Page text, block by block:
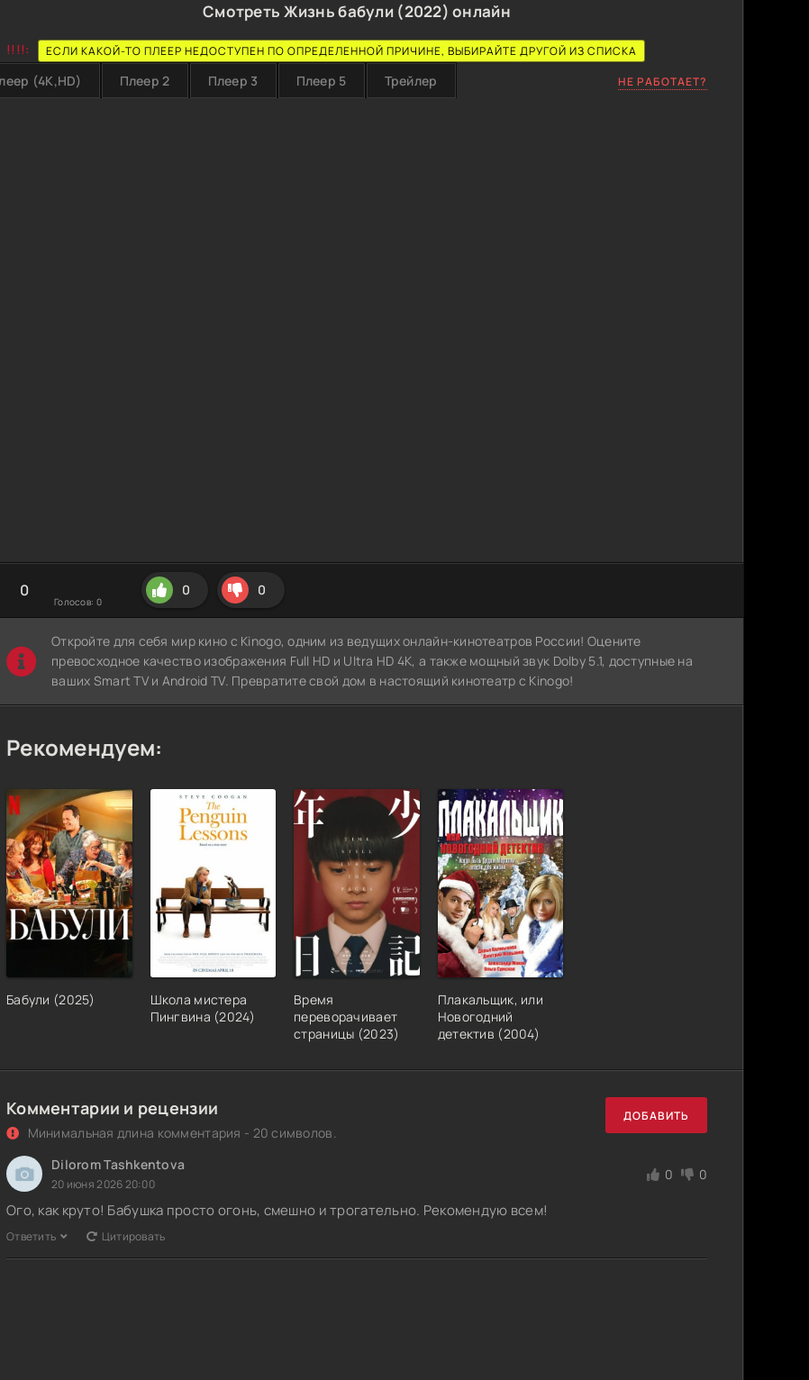
Смотреть Жизнь бабули (2022) онлайн
!!!!: ЕСЛИ КАКОЙ-ТО ПЛЕЕР НЕДОСТУПЕН ПО ОПРЕДЕЛЕННОЙ ПРИЧИНЕ, ВЫБИРАЙТЕ ДРУГОЙ ИЗ СПИСКА
(4K,HD) Плеер 2 Плеер 3 Плеер 5 Трейлер НЕ РАБОТАЕТ?
0
Голосов: 0
0 0
Откройте для себя мир кино с Kinogo, одним из ведущих онлайн-кинотеатров России! Оцените
превосходное качество изображения Full HD и Ultra HD 4K, а также мощный звук Dolby 5.1, доступные на
ваших Smart TV и Android TV. Превратите свой дом в настоящий кинотеатр с Kinogo!
Рекомендуем:
Бабули (2025)
Школа мистера
Пингвина (2024)
Время
переворачивает
страницы (2023)
Плакальщик, или
Новогодний
детектив (2004)
Комментарии и рецензии
Минимальная длина комментария - 20 символов.
ДОБАВИТЬ
Dilorom Tashkentova
20 июня 2026 20:00
0 0
Ого, как круто! Бабушка просто огонь, смешно и трогательно. Рекомендую всем!
Ответить Цитировать